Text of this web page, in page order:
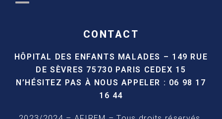
CONTACT
HÔPITAL DES ENFANTS MALADES – 149 RUE
DE SÈVRES 75730 PARIS CEDEX 15
N’HÉSITEZ PAS À NOUS APPELER : 06 98 17
16 44